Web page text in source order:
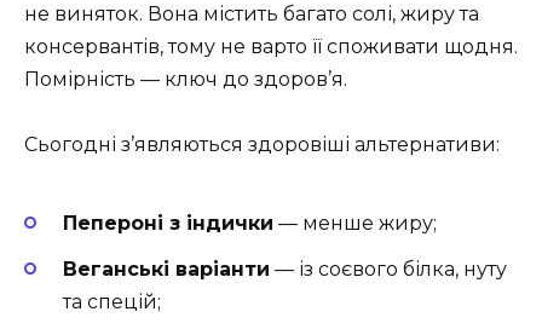
не виняток. Вона містить багато солі, жиру та
консервантів, тому не варто її споживати щодня.
Помірність — ключ до здоров’я.
Сьогодні з’являються здоровіші альтернативи:
Пепероні з індички — менше жиру;
Веганські варіанти — із соєвого білка, нуту
та спецій;